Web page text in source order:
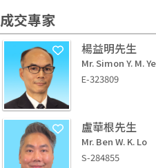
成交專家
楊益明先生
Mr. Simon Y. M.
E-323809
盧華根先生
Mr. Ben W. K. Lo
S-284855